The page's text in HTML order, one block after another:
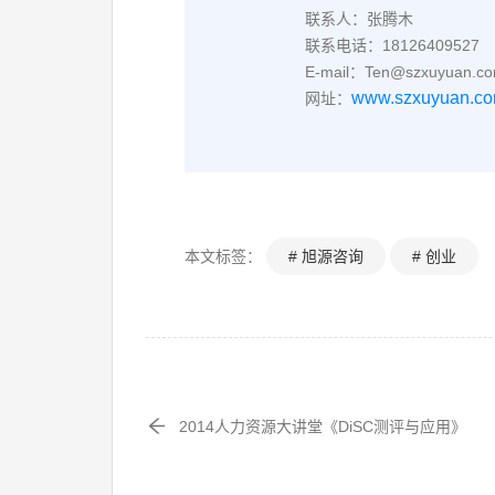
联系人：张腾木
联系电话：18126409527
E-mail：
网址：
本文标签： # 旭源咨询 # 创业
2014人力资源大讲堂《DiSC测评与应用》